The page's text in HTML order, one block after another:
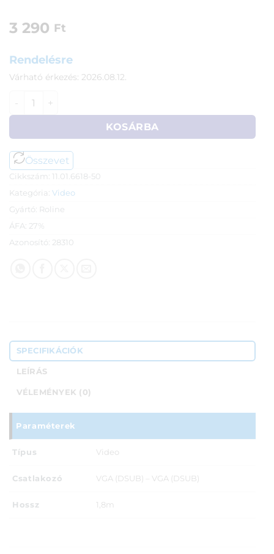
3 290 Ft
Rendelésre
Várható érkezés: 2026.08.12.
KOSÁRBA
Összevet
Cikkszám: 11.01.6618-50
Kategória: Video
Gyártó: Roline
ÁFA: 27%
Azonosító: 28310
SPECIFIKÁCIÓK
LEÍRÁS
VÉLEMÉNYEK (0)
Paraméterek
Típus Video
Csatlakozó VGA (DSUB) – VGA (DSUB)
Hossz 1,8m